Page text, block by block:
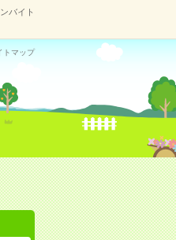
バイト
トマップ